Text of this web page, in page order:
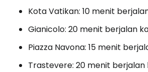
Kota Vatikan: 10 menit
Gianicolo: 20 menit berjalan
Piazza Navona: 15 menit
Trastevere: 20 menit berjalan